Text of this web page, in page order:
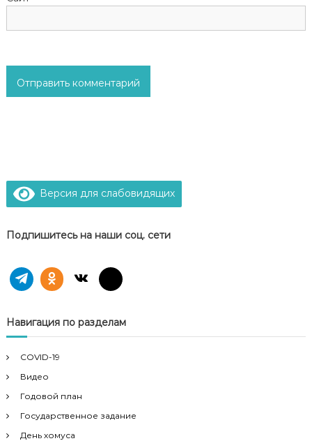
я
Версия для слабовидящих
Подпишитесь на наши соц. сети
Навигация по разделам
COVID-19
Видео
Годовой план
Государственное задание
День хомуса